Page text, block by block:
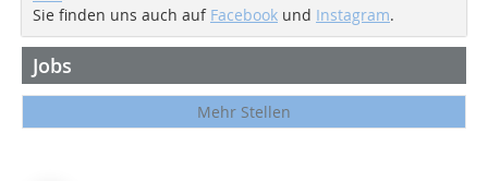
Sie finden uns auch auf Facebook und Instagram.
Jobs
Mehr Stellen